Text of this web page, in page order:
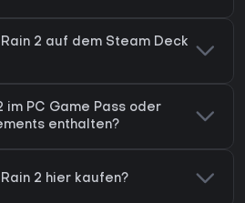
Rain 2 auf dem Steam Deck
im PC Game Pass oder
enthalten?
2 hier kaufen?